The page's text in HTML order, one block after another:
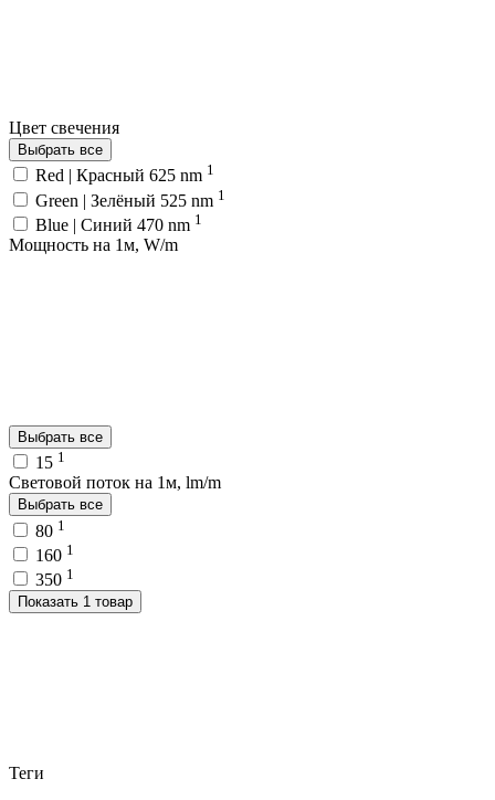
Цвет свечения
Выбрать все
Red | Красный 625 nm 1
Green | Зелёный 525 nm 1
Blue | Синий 470 nm 1
Мощность на 1м, W/m
Выбрать все
15 1
Световой поток на 1м, lm/m
Выбрать все
80 1
160 1
350 1
Показать 1 товар
Теги